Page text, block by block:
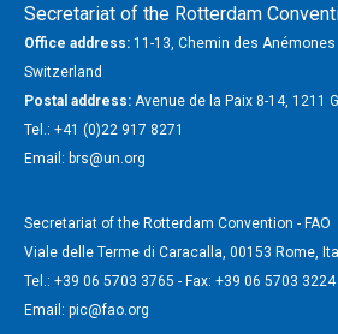
Secretariat of the Rotterdam
Office address: 11-13, Chemin des
Switzerland
Postal address: Avenue de la Paix 8-14, 1211
Tel.: +41 (0)22 917 8271
Email: brs@un.org
Secretariat of the Rotterdam Convention - FAO
Viale delle Terme di Caracalla, 00153 Rome,
Tel.: +39 06 5703 3765 - Fax: +39 06 5703 3224
Email: pic@fao.org